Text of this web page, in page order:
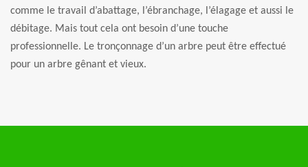
comme le travail d’abattage, l’ébranchage, l’élagage et aussi le
débitage. Mais tout cela ont besoin d’une touche
professionnelle. Le tronçonnage d’un arbre peut être effectué
pour un arbre gênant et vieux.